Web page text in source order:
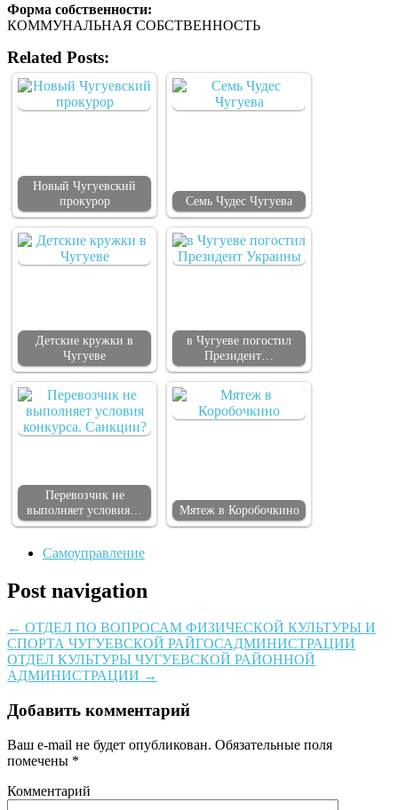
Форма собственности:
КОММУНАЛЬНАЯ СОБСТВЕННОСТЬ
Related Posts:
Новый Чугуевский
прокурор
Семь Чудес Чугуева
Детские кружки в
Чугуеве
в Чугуеве погостил
Президент…
Перевозчик не
выполняет условия…
Мятеж в Коробочкино
Самоуправление
Post navigation
← ОТДЕЛ ПО ВОПРОСАМ ФИЗИЧЕСКОЙ КУЛЬТУРЫ И
СПОРТА ЧУГУЕВСКОЙ РАЙГОСАДМИНИСТРАЦИИ
ОТДЕЛ КУЛЬТУРЫ ЧУГУЕВСКОЙ РАЙОННОЙ
АДМИНИСТРАЦИИ →
Добавить комментарий
Ваш e-mail не будет опубликован. Обязательные поля
помечены *
Комментарий